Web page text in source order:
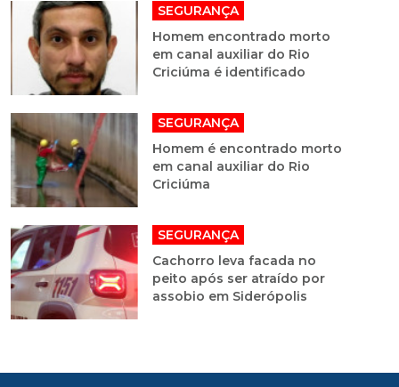
SEGURANÇA
Homem encontrado morto
em canal auxiliar do Rio
Criciúma é identificado
SEGURANÇA
Homem é encontrado morto
em canal auxiliar do Rio
Criciúma
SEGURANÇA
Cachorro leva facada no
peito após ser atraído por
assobio em Siderópolis